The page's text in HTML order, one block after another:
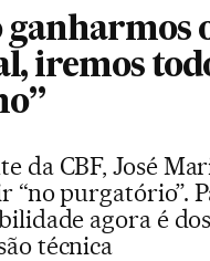
ganharmos
iremos
da CBF, José
“no purgatório”.
agora é
técnica